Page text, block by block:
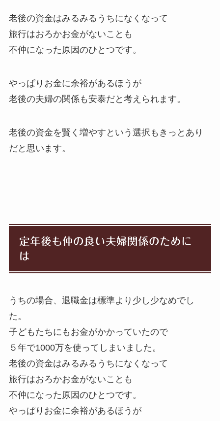
老後の資金はみるみるうちになくなって
旅行はおろかお金がないことも
不仲になった原因のひとつです。
やっぱりお金に余裕があるほうが
老後の夫婦の関係も安泰だと考えられます。
老後の資金を賢く増やすという選択もきっとあり
だと思います。
定年後も仲の良い夫婦関係のために
は
うちの場合、退職金は標準より少し少なめでし
た。
子どもたちにもお金がかかっていたので
５年で1000万を使ってしまいました。
老後の資金はみるみるうちになくなって
旅行はおろかお金がないことも
不仲になった原因のひとつです。
やっぱりお金に余裕があるほうが